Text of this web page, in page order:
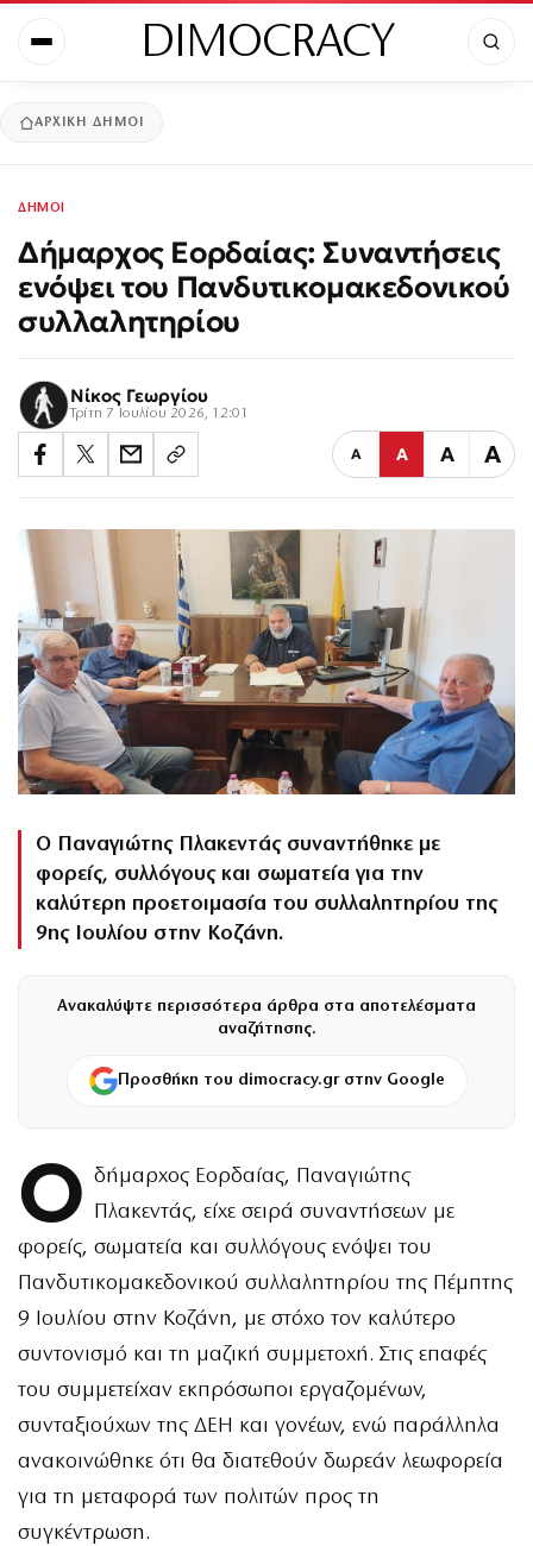
DIMOCRACY
ΑΡΧΙΚΉ ΔΗΜΟΙ
ΔΗΜΟΙ
Δήμαρχος Εορδαίας: Συναντήσεις
ενόψει του Πανδυτικομακεδονικού
συλλαλητηρίου
Νίκος Γεωργίου
Τρίτη 7 Ιουλίου 2026, 12:01
Α Α Α Α
Ο Παναγιώτης Πλακεντάς συναντήθηκε με
φορείς, συλλόγους και σωματεία για την
καλύτερη προετοιμασία του συλλαλητηρίου της
9ης Ιουλίου στην Κοζάνη.
Ανακαλύψτε περισσότερα άρθρα στα αποτελέσματα
αναζήτησης.
Προσθήκη του dimocracy.gr στην Google
Ο δήμαρχος Εορδαίας, Παναγιώτης
Πλακεντάς, είχε σειρά συναντήσεων με
φορείς, σωματεία και συλλόγους ενόψει του
Πανδυτικομακεδονικού συλλαλητηρίου της Πέμπτης
9 Ιουλίου στην Κοζάνη, με στόχο τον καλύτερο
συντονισμό και τη μαζική συμμετοχή. Στις επαφές
του συμμετείχαν εκπρόσωποι εργαζομένων,
συνταξιούχων της ΔΕΗ και γονέων, ενώ παράλληλα
ανακοινώθηκε ότι θα διατεθούν δωρεάν λεωφορεία
για τη μεταφορά των πολιτών προς τη
συγκέντρωση.